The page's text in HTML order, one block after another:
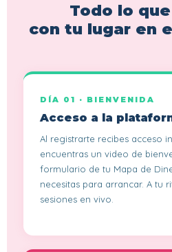
Todo lo
con tu lugar en
DÍA 01 · BIENVENIDA
Acceso a la
Al registrarte recibes acceso
encuentras un video de
formulario de tu Mapa de
necesitas para arrancar. A tu
sesiones en vivo.